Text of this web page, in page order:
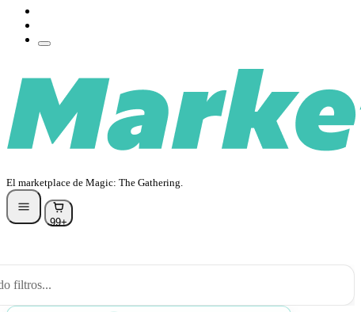
El marketplace de Magic: The Gathering.
99+
filtros...